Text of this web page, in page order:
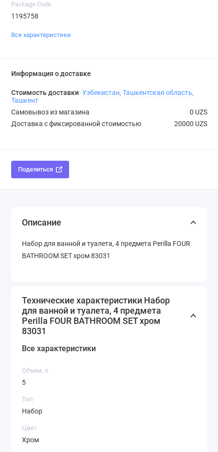
Package Code
1195758
Все характеристики
Информация о доставке
Стоимость доставки Узбекистан, Ташкентская область,
Ташкент
Самовывоз из магазина
0 UZS
Доставка с фиксированной стоимостью
20000 UZS
Поделиться
Описание
Набор для ванной и туалета, 4 предмета Perilla FOUR
BATHROOM SET хром 83031
Технические характеристики Набор
для ванной и туалета, 4 предмета
Perilla FOUR BATHROOM SET хром
83031
Все характеристики
Объем, л
5
Тип
Набор
Цвет
Хром